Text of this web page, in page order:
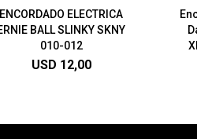
ENCORDADO ELECTRICA
BALL SLINKY SKNY
010-012
USD 12,00